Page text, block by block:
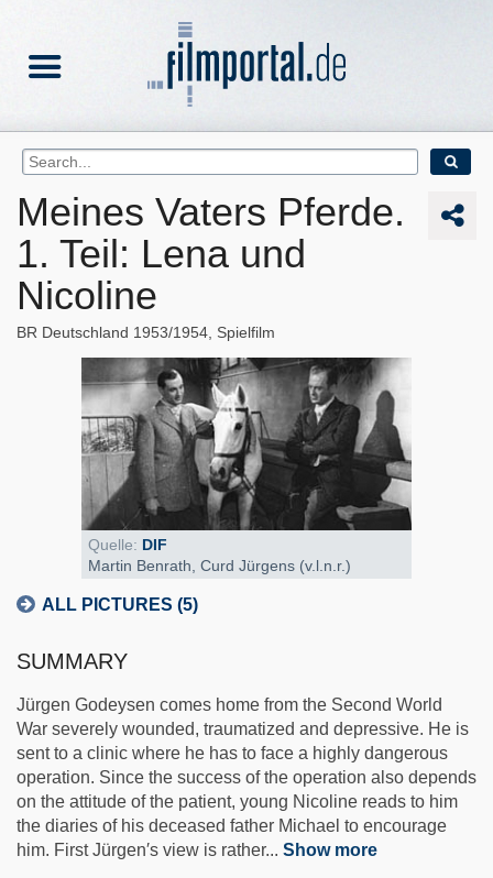
Meines Vaters Pferde.
1. Teil: Lena und
Nicoline
BR Deutschland 1953/1954 Spielfilm
Quelle: DIF
Martin Benrath, Curd Jürgens (v.l.n.r.)
ALL PICTURES (5)
SUMMARY
Jürgen Godeysen comes home from the Second World
War severely wounded, traumatized and depressive. He is
sent to a clinic where he has to face a highly dangerous
operation. Since the success of the operation also depends
on the attitude of the patient, young Nicoline reads to him
the diaries of his deceased father Michael to encourage
him. First Jürgen′s view is rather... Show more